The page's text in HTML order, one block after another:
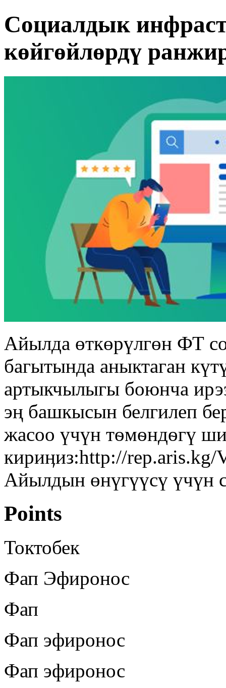
Социалдык
көйгөйлөрдү
Айылда өткөрүлгөн ФТ
багытында аныктаган
артыкчылыгы боюнча
эң башкысын белгилеп
жасоо үчүн тѳмѳндѳгү
кириӊиз:http://
Айылдын өнүгүүсү үчүн
Points
Токтобек
Фап Эфиронос
Фап
Фап эфиронос
Фап эфиронос